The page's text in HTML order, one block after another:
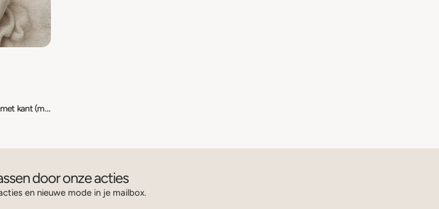
Petit Lace set – Nipperland baby set met kant (maat 68/74 t/m 92/98)
door onze acties
en nieuwe mode in je mailbox.